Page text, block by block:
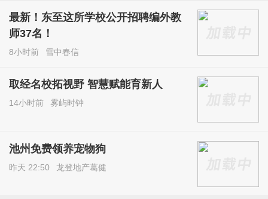
最新！东至这所学校公开招聘编外教
师37名！
8小时前 雪中春信
取经名校拓视野 智慧赋能育新人
14小时前 雾屿时钟
池州免费领养宠物狗
昨天 22:50 龙登地产葛健